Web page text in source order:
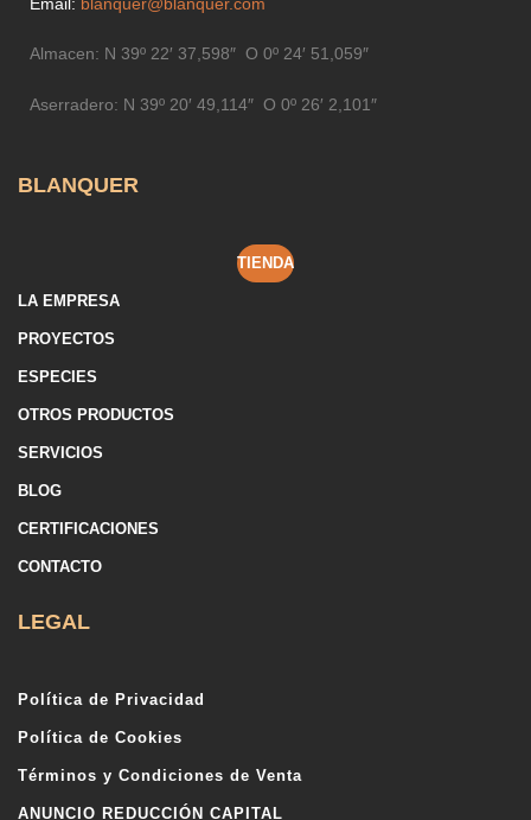
Almacen: N 39º 22′ 37,598″ O 0º 24′ 51,059″
Aserradero: N 39º 20′ 49,114″ O 0º 26′ 2,101″
BLANQUER
TIENDA
LA EMPRESA
PROYECTOS
ESPECIES
OTROS PRODUCTOS
SERVICIOS
BLOG
CERTIFICACIONES
CONTACTO
LEGAL
Política de Privacidad
Política de Cookies
Términos y Condiciones de Venta
ANUNCIO REDUCCIÓN CAPITAL